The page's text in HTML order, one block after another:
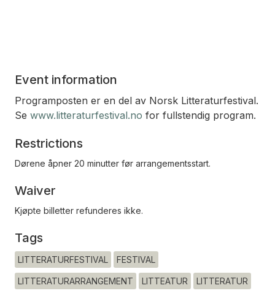
Event information
Programposten er en del av Norsk Litteraturfestival.
Se www.litteraturfestival.no for fullstendig program.
Restrictions
Dørene åpner 20 minutter før arrangementsstart.
Waiver
Kjøpte billetter refunderes ikke.
Tags
LITTERATURFESTIVAL FESTIVAL
LITTERATURARRANGEMENT LITTEATUR LITTERATUR